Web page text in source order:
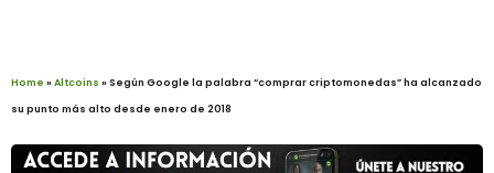
Home »Altcoins »Según Google la palabra “comprar criptomonedas” ha alcanzado
su punto más alto desde enero de 2018